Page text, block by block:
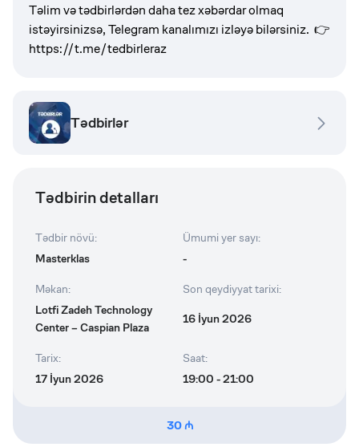
Təlim və tədbirlərdən daha tez xəbərdar olmaq
istəyirsinizsə, Telegram kanalımızı izləyə bilərsiniz. 👉
https://t.me/tedbirleraz
Tədbirlər
Tədbirin detalları
Tədbir növü:
Masterklas
Ümumi yer sayı:
-
Məkan:
Lotfi Zadeh Technology
Center – Caspian Plaza
Son qeydiyyat tarixi:
16 İyun 2026
Tarix:
17 İyun 2026
Saat:
19:00 - 21:00
30 ₼